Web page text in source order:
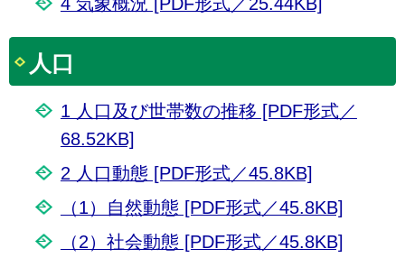
人口
1 人口及び世帯数の推移 [PDF形式／
68.52KB]
2 人口動態 [PDF形式／45.8KB]
（1）自然動態 [PDF形式／45.8KB]
（2）社会動態 [PDF形式／45.8KB]